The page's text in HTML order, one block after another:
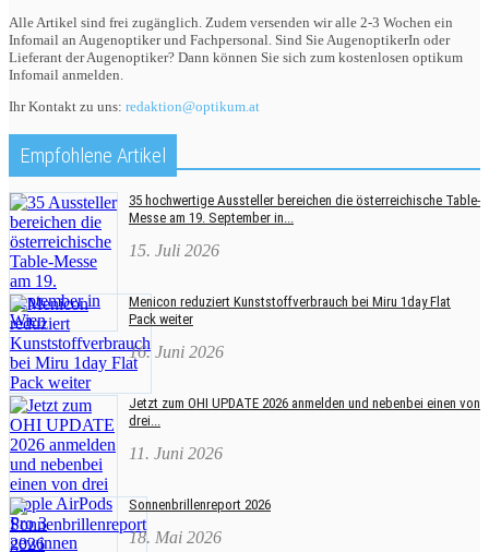
Alle Artikel sind frei zugänglich. Zudem versenden wir alle 2-3 Wochen ein
Infomail an Augenoptiker und Fachpersonal. Sind Sie AugenoptikerIn oder
Lieferant der Augenoptiker? Dann können Sie sich zum kostenlosen optikum
Infomail anmelden.
Ihr Kontakt zu uns: redaktion@optikum.at
Empfohlene Artikel
35 hochwertige Aussteller bereichen die österreichische Table-
Messe am 19. September in...
15. Juli 2026
Menicon reduziert Kunststoffverbrauch bei Miru 1day Flat
Pack weiter
16. Juni 2026
Jetzt zum OHI UPDATE 2026 anmelden und nebenbei einen von
drei...
11. Juni 2026
Sonnenbrillenreport 2026
18. Mai 2026